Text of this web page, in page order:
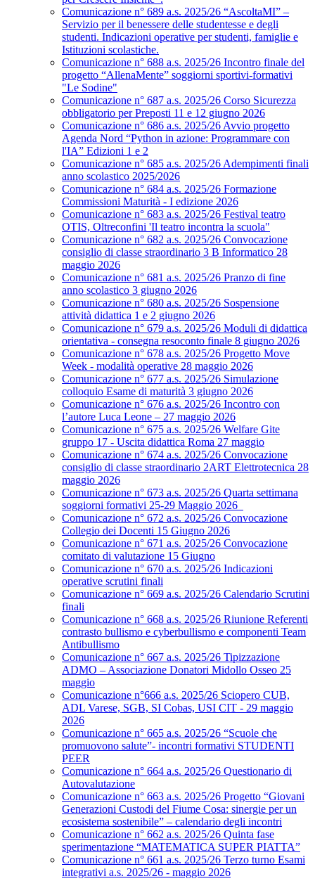
Comunicazione n° 689 a.s. 2025/26 “AscoltaMI” –
Servizio per il benessere delle studentesse e degli
studenti. Indicazioni operative per studenti, famiglie e
Istituzioni scolastiche.
Comunicazione n° 688 a.s. 2025/26 Incontro finale del
progetto “AllenaMente” soggiorni sportivi‑formativi
"Le Sodine"
Comunicazione n° 687 a.s. 2025/26 Corso Sicurezza
obbligatorio per Preposti 11 e 12 giugno 2026
Comunicazione n° 686 a.s. 2025/26 Avvio progetto
Agenda Nord “Python in azione: Programmare con
l'IA” Edizioni 1 e 2
Comunicazione n° 685 a.s. 2025/26 Adempimenti finali
anno scolastico 2025/2026
Comunicazione n° 684 a.s. 2025/26 Formazione
Commissioni Maturità - I edizione 2026
Comunicazione n° 683 a.s. 2025/26 Festival teatro
OTIS, Oltreconfini 'Il teatro incontra la scuola"
Comunicazione n° 682 a.s. 2025/26 Convocazione
consiglio di classe straordinario 3 B Informatico 28
maggio 2026
Comunicazione n° 681 a.s. 2025/26 Pranzo di fine
anno scolastico 3 giugno 2026
Comunicazione n° 680 a.s. 2025/26 Sospensione
attività didattica 1 e 2 giugno 2026
Comunicazione n° 679 a.s. 2025/26 Moduli di didattica
orientativa - consegna resoconto finale 8 giugno 2026
Comunicazione n° 678 a.s. 2025/26 Progetto Move
Week - modalità operative 28 maggio 2026
Comunicazione n° 677 a.s. 2025/26 Simulazione
colloquio Esame di maturità 3 giugno 2026
Comunicazione n° 676 a.s. 2025/26 Incontro con
l’autore Luca Leone – 27 maggio 2026
Comunicazione n° 675 a.s. 2025/26 Welfare Gite
gruppo 17 - Uscita didattica Roma 27 maggio
Comunicazione n° 674 a.s. 2025/26 Convocazione
consiglio di classe straordinario 2ART Elettrotecnica 28
maggio 2026
Comunicazione n° 673 a.s. 2025/26 Quarta settimana
soggiorni formativi 25-29 Maggio 2026
Comunicazione n° 672 a.s. 2025/26 Convocazione
Collegio dei Docenti 15 Giugno 2026
Comunicazione n° 671 a.s. 2025/26 Convocazione
comitato di valutazione 15 Giugno
Comunicazione n° 670 a.s. 2025/26 Indicazioni
operative scrutini finali
Comunicazione n° 669 a.s. 2025/26 Calendario Scrutini
finali
Comunicazione n° 668 a.s. 2025/26 Riunione Referenti
contrasto bullismo e cyberbullismo e componenti Team
Antibullismo
Comunicazione n° 667 a.s. 2025/26 Tipizzazione
ADMO – Associazione Donatori Midollo Osseo 25
maggio
Comunicazione n°666 a.s. 2025/26 Sciopero CUB,
ADL Varese, SGB, SI Cobas, USI CIT - 29 maggio
2026
Comunicazione n° 665 a.s. 2025/26 “Scuole che
promuovono salute”- incontri formativi STUDENTI
PEER
Comunicazione n° 664 a.s. 2025/26 Questionario di
Autovalutazione
Comunicazione n° 663 a.s. 2025/26 Progetto “Giovani
Generazioni Custodi del Fiume Cosa: sinergie per un
ecosistema sostenibile” – calendario degli incontri
Comunicazione n° 662 a.s. 2025/26 Quinta fase
sperimentazione “MATEMATICA SUPER PIATTA”
Comunicazione n° 661 a.s. 2025/26 Terzo turno Esami
integrativi a.s. 2025/26 - maggio 2026